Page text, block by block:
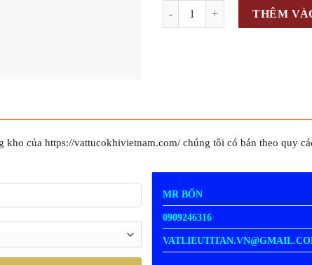
THÊM
kho của https://vattucokhivietnam.com/ chúng tôi có bán theo quy
MR BỐN
0909246316